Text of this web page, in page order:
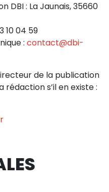
DBI : La Jaunais, 35660
10 04 59
: contact@dbi-
de la publication
s’il en existe :